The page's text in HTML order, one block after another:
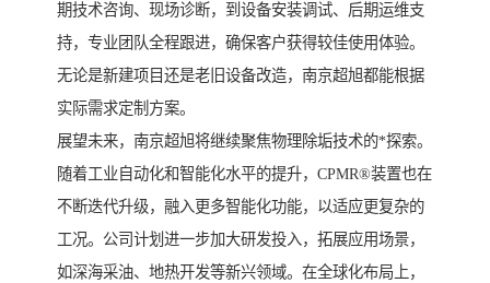
期技术咨询、现场诊断，到设备安装调试、后期运维支
持，专业团队全程跟进，确保客户获得较佳使用体验。
无论是新建项目还是老旧设备改造，南京超旭都能根据
实际需求定制方案。
展望未来，南京超旭将继续聚焦物理除垢技术的*探索。
随着工业自动化和智能化水平的提升，CPMR®装置也在
不断迭代升级，融入更多智能化功能，以适应更复杂的
工况。公司计划进一步加大研发投入，拓展应用场景，
如深海采油、地热开发等新兴领域。在全球化布局上，